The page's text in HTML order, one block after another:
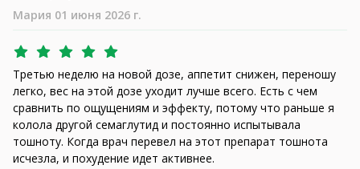
Мария 01 июня 2026 г.
Третью неделю на новой дозе, аппетит снижен, переношу
легко, вес на этой дозе уходит лучше всего. Есть с чем
сравнить по ощущениям и эффекту, потому что раньше я
колола другой семаглутид и постоянно испытывала
тошноту. Когда врач перевел на этот препарат тошнота
исчезла, и похудение идет активнее.